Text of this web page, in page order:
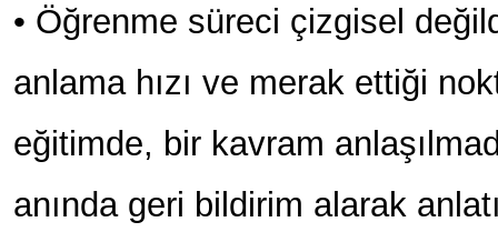
• Öğrenme süreci çizgisel
anlama hızı ve merak ettiği
eğitimde, bir kavram
anında geri bildirim alarak